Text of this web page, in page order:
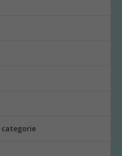
categorie